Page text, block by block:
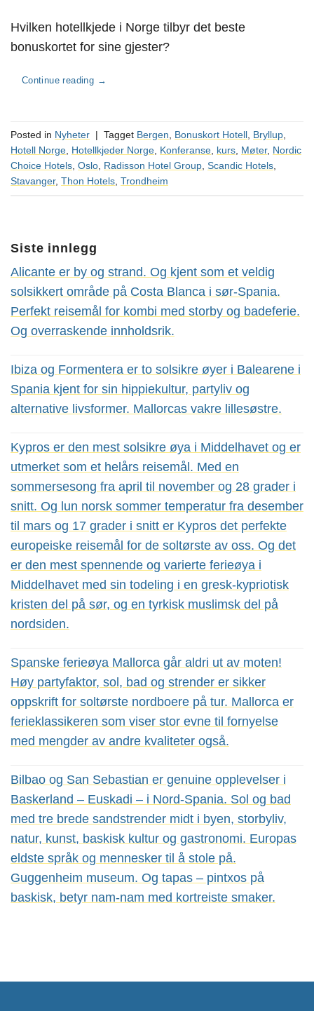
Hvilken hotellkjede i Norge tilbyr det beste
bonuskortet for sine gjester?
Continue reading →
Posted in Nyheter | Tagget Bergen, Bonuskort Hotell, Bryllup,
Hotell Norge, Hotellkjeder Norge, Konferanse, kurs, Møter, Nordic
Choice Hotels, Oslo, Radisson Hotel Group, Scandic Hotels,
Stavanger, Thon Hotels, Trondheim
Siste innlegg
Alicante er by og strand. Og kjent som et veldig
solsikkert område på Costa Blanca i sør-Spania.
Perfekt reisemål for kombi med storby og badeferie.
Og overraskende innholdsrik.
Ibiza og Formentera er to solsikre øyer i Balearene i
Spania kjent for sin hippiekultur, partyliv og
alternative livsformer. Mallorcas vakre lillesøstre.
Kypros er den mest solsikre øya i Middelhavet og er
utmerket som et helårs reisemål. Med en
sommersesong fra april til november og 28 grader i
snitt. Og lun norsk sommer temperatur fra desember
til mars og 17 grader i snitt er Kypros det perfekte
europeiske reisemål for de soltørste av oss. Og det
er den mest spennende og varierte ferieøya i
Middelhavet med sin todeling i en gresk-kypriotisk
kristen del på sør, og en tyrkisk muslimsk del på
nordsiden.
Spanske ferieøya Mallorca går aldri ut av moten!
Høy partyfaktor, sol, bad og strender er sikker
oppskrift for soltørste nordboere på tur. Mallorca er
ferieklassikeren som viser stor evne til fornyelse
med mengder av andre kvaliteter også.
Bilbao og San Sebastian er genuine opplevelser i
Baskerland – Euskadi – i Nord-Spania. Sol og bad
med tre brede sandstrender midt i byen, storbyliv,
natur, kunst, baskisk kultur og gastronomi. Europas
eldste språk og mennesker til å stole på.
Guggenheim museum. Og tapas – pintxos på
baskisk, betyr nam-nam med kortreiste smaker.